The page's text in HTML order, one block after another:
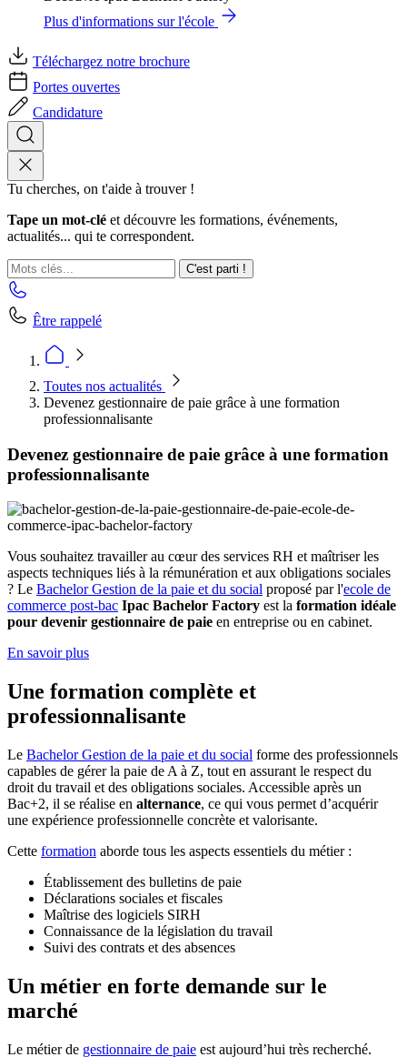
Plus d'informations sur l'école
Téléchargez notre brochure
Portes ouvertes
Candidature
Tu cherches, on t'aide à trouver !
Tape un mot-clé et découvre les formations, événements,
actualités... qui te correspondent.
C'est parti !
Être rappelé
Toutes nos actualités
Devenez gestionnaire de paie grâce à une formation
professionnalisante
Devenez gestionnaire de paie grâce à une formation
professionnalisante
Vous souhaitez travailler au cœur des services RH et maîtriser les
aspects techniques liés à la rémunération et aux obligations sociales
? Le Bachelor Gestion de la paie et du social proposé par l'ecole de
commerce post-bac Ipac Bachelor Factory est la formation idéale
pour devenir gestionnaire de paie en entreprise ou en cabinet.
En savoir plus
Une formation complète et
professionnalisante
Le Bachelor Gestion de la paie et du social forme des professionnels
capables de gérer la paie de A à Z, tout en assurant le respect du
droit du travail et des obligations sociales. Accessible après un
Bac+2, il se réalise en alternance, ce qui vous permet d’acquérir
une expérience professionnelle concrète et valorisante.
Cette formation aborde tous les aspects essentiels du métier :
Établissement des bulletins de paie
Déclarations sociales et fiscales
Maîtrise des logiciels SIRH
Connaissance de la législation du travail
Suivi des contrats et des absences
Un métier en forte demande sur le
marché
Le métier de gestionnaire de paie est aujourd’hui très recherché.